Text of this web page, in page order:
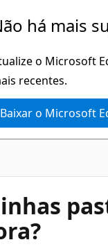
há mais
o Microsoft
recentes.
Baixar o Microsoft